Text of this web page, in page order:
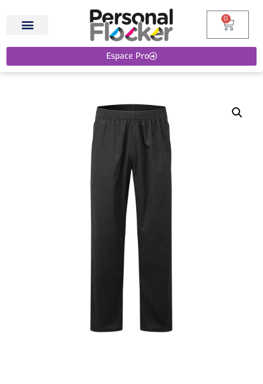
Espace Pro
0